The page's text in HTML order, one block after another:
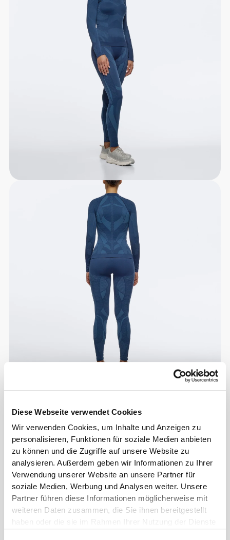
Diese Webseite verwendet Cookies
Wir verwenden Cookies, um Inhalte und Anzeigen zu
personalisieren, Funktionen für soziale Medien anbieten
zu können und die Zugriffe auf unsere Website zu
analysieren. Außerdem geben wir Informationen zu Ihrer
Verwendung unserer Website an unsere Partner für
soziale Medien, Werbung und Analysen weiter. Unsere
Partner führen diese Informationen möglicherweise mit
weiteren Daten zusammen, die Sie ihnen bereitgestellt
haben oder die sie im Rahmen Ihrer Nutzung der Dienste